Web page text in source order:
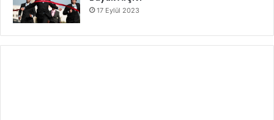
17 Eylül 2023